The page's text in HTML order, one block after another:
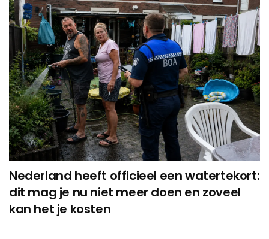
Nederland heeft officieel een watertekort:
dit mag je nu niet meer doen en zoveel
kan het je kosten